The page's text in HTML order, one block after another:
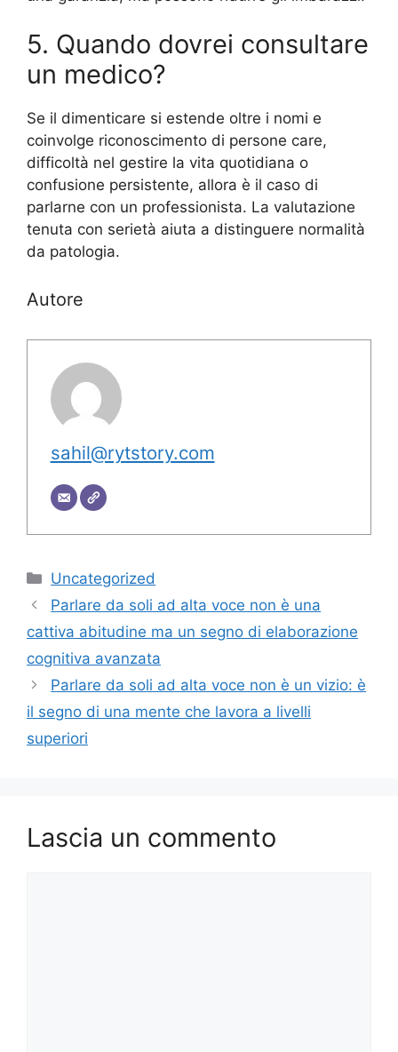
5. Quando dovrei consultare
un medico?
Se il dimenticare si estende oltre i nomi e
coinvolge riconoscimento di persone care,
difficoltà nel gestire la vita quotidiana o
confusione persistente, allora è il caso di
parlarne con un professionista. La valutazione
tenuta con serietà aiuta a distinguere normalità
da patologia.
Autore
sahil@rytstory.com
Categorie
Uncategorized
Parlare da soli ad alta voce non è una
cattiva abitudine ma un segno di elaborazione
cognitiva avanzata
Parlare da soli ad alta voce non è un vizio: è
il segno di una mente che lavora a livelli
superiori
Lascia un commento